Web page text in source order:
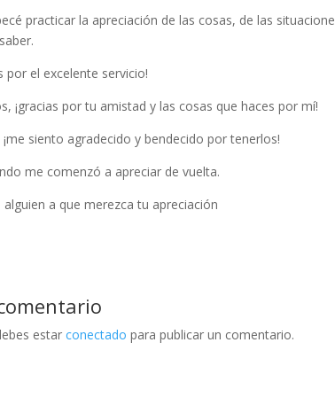
practicar la apreciación de las cosas, de las
por el excelente servicio!
¡gracias por tu amistad y las cosas que haces por mí!
siento agradecido y bendecido por tenerlos!
me comenzó a apreciar de vuelta.
a que merezca tu apreciación
estarconectado para publicar un comentario.